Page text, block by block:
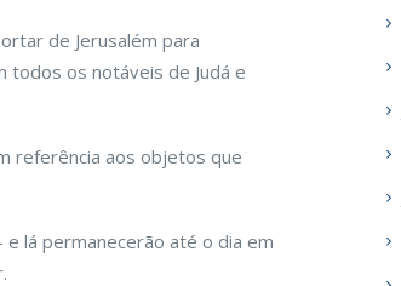
de Jerusalém para
todos os notáveis de Judá e
referência aos objetos que
lá permanecerão até o dia em